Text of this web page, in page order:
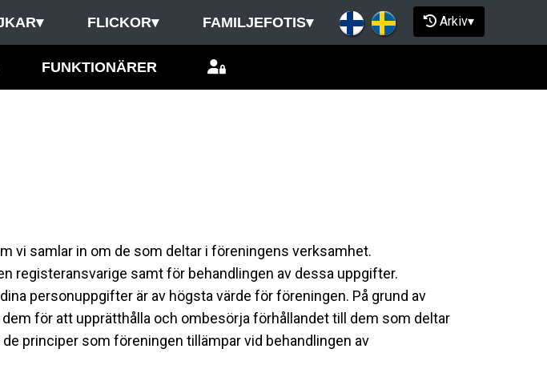
▾ FLICKOR▾ FAMILJEFOTIS▾ Arkiv▾
FUNKTIONÄRER
vi samlar in om de som deltar i föreningens verksamhet.
registeransvarige samt för behandlingen av dessa uppgifter.
personuppgifter är av högsta värde för föreningen. På grund av
för att upprätthålla och ombesörja förhållandet till dem som deltar
principer som föreningen tillämpar vid behandlingen av